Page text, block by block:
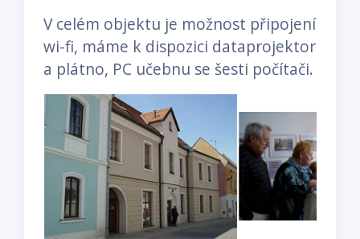
V celém objektu je možnost připojení
wi-fi, máme k dispozici dataprojektor
a plátno, PC učebnu se šesti počítači.